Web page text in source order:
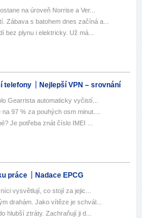
na úroveň Norrise a Ver...
Zábava s batohem dnes začíná a...
plynu i elektricky. Už má...
telefony Nejlepší VPN – srovnání
Gearrista automaticky vyčistí...
97 % za pouhých osm minut....
Je potřeba znát číslo IMEI ...
práce Nadace EPCG
vysvětlují, co stojí za jejic...
drahám. Jako vítěze je schvál...
hlubší ztráty. Zachraňují ji d...